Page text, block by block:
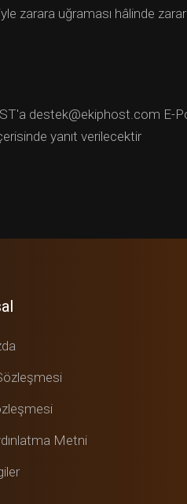
zarara uğraması hâlinde
destek@ekiphost.com E-
yanıt verilecektir
Metni